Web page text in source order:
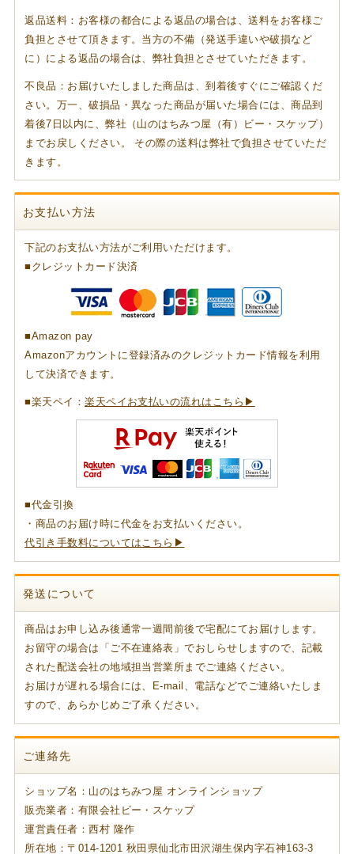
返品送料：お客様の都合による返品の場合は、送料をお客様ご
負担とさせて頂きます。当方の不備（発送手違いや破損など
に）による返品の場合は、弊社負担とさせていただきます。
不良品：お届けいたしました商品は、到着後すぐにご確認くだ
さい。万一、破損品・異なった商品が届いた場合には、商品到
着後7日以内に、弊社（山のはちみつ屋（有）ビー・スケップ）
までお戻しください。 その際の送料は弊社で負担させていただ
きます。
お支払い方法
下記のお支払い方法がご利用いただけます。
■クレジットカード決済
■Amazon pay
Amazonアカウントに登録済みのクレジットカード情報を利用
して決済できます。
■楽天ペイ：楽天ペイお支払いの流れはこちら▶
■代金引換
・商品のお届け時に代金をお支払いください。
代引き手数料についてはこちら▶
発送について
商品はお申し込み後通常一週間前後で宅配にてお届けします。
お留守の場合は「ご不在連絡表」でおしらせしますので、記載
された配送会社の地域担当営業所までご連絡ください。
お届けが遅れる場合には、E-mail、電話などでご連絡いたしま
すので、あらかじめご了承ください。
ご連絡先
ショップ名：山のはちみつ屋 オンラインショップ
販売業者：有限会社ビー・スケップ
運営責任者：西村 隆作
所在地：〒014-1201 秋田県仙北市田沢湖生保内字石神163-3